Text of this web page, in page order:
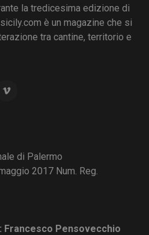
la tredicesima edizione di
è un magazine che si
tra cantine, territorio e
di Palermo
2017 Num. Reg.
Pensovecchio